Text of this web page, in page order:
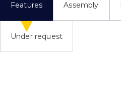
Features Assembly
Under request